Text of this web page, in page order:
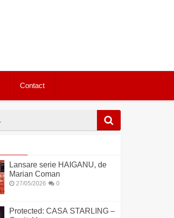
Contact
Lansare serie HAIGANU, de
Marian Coman
27/05/2026 0
Protected: CASA STARLING –